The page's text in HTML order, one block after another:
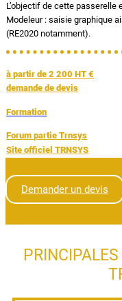
L’objectif de cette passerelle
Modeleur : saisie graphique
(RE2020 notamment).
à partir de 2 200 HT €
demande de devis
Formation
Forum partie Trnsys
Site officiel TRNSYS
Demander un devis